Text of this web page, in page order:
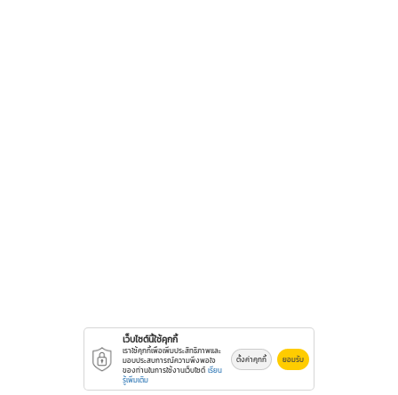
เว็บไซต์นี้ใช้คุกกี้
เราใช้คุกกี้เพื่อเพิ่มประสิทธิภาพและ
มอบประสบการณ์ความพึงพอใจ
ของท่านในการใช้งานเว็บไซต์ เรียน
รู้เพิ่มเติม
ตั้งค่าคุกกี้ ยอมรับ